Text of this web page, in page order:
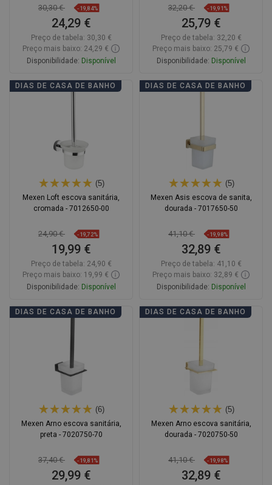
30,30 € -19,84%
24,29 €
Preço de tabela: 30,30 €
Preço mais baixo: 24,29 €
Disponibilidade: Disponível
Adicionar
32,20 € -19,91%
25,79 €
Preço de tabela: 32,20 €
Preço mais baixo: 25,79 €
Disponibilidade: Disponível
Adicionar
DIAS DE CASA DE BANHO
(5)
Mexen Loft escova sanitária,
cromada - 7012650-00
24,90 € -19,72%
19,99 €
Preço de tabela: 24,90 €
Preço mais baixo: 19,99 €
Disponibilidade: Disponível
Adicionar
DIAS DE CASA DE BANHO
(5)
Mexen Asis escova de sanita,
dourada - 7017650-50
41,10 € -19,98%
32,89 €
Preço de tabela: 41,10 €
Preço mais baixo: 32,89 €
Disponibilidade: Disponível
Adicionar
DIAS DE CASA DE BANHO
(6)
Mexen Arno escova sanitária,
preta - 7020750-70
37,40 € -19,81%
29,99 €
DIAS DE CASA DE BANHO
(5)
Mexen Arno escova sanitária,
dourada - 7020750-50
41,10 € -19,98%
32,89 €